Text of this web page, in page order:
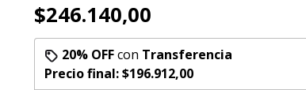
$246.140,00
20% OFFcon Transferencia
Precio final:$196.912,00